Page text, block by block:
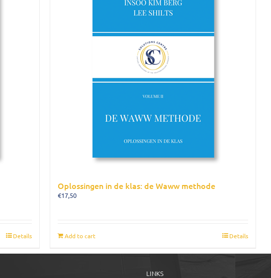
Details
Oplossingen in de klas: de Waww methode
€17,50
Add to cart Details
LINKS